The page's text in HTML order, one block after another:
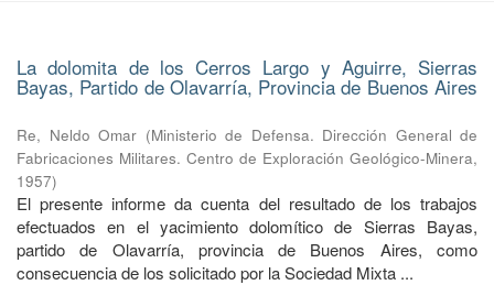
La dolomita de los Cerros Largo y Aguirre, Sierras
Bayas, Partido de Olavarría, Provincia de Buenos Aires
Re, Neldo Omar (Ministerio de Defensa. Dirección General de
Fabricaciones Militares. Centro de Exploración Geológico-Minera,
1957)
El presente informe da cuenta del resultado de los trabajos
efectuados en el yacimiento dolomítico de Sierras Bayas,
partido de Olavarría, provincia de Buenos Aires, como
consecuencia de los solicitado por la Sociedad Mixta ...